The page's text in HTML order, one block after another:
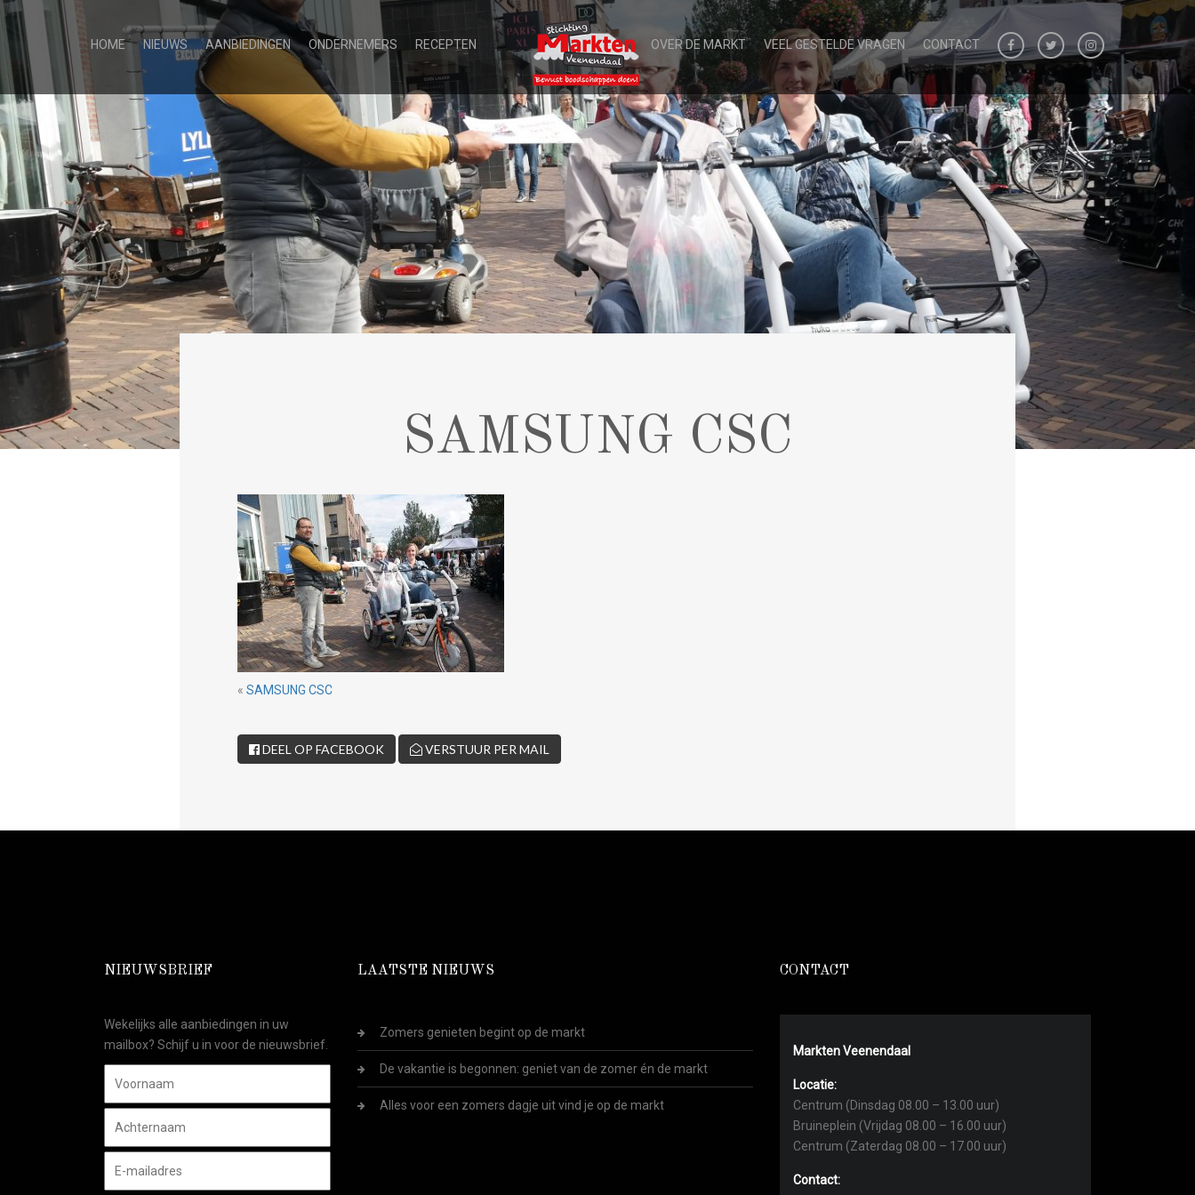
HOME NIEUWS AANBIEDINGEN ONDERNEMERS RECEPTEN OVER DE MARKT VEEL GESTELDE VRAGEN CONTACT
SAMSUNG CSC
« SAMSUNG CSC
DEEL OP FACEBOOK VERSTUUR PER MAIL
NIEUWSBRIEF
Wekelijks alle aanbiedingen in uw
mailbox? Schijf u in voor de nieuwsbrief.
LAATSTE NIEUWS
Zomers genieten begint op de markt
De vakantie is begonnen: geniet van de zomer én de markt
Alles voor een zomers dagje uit vind je op de markt
CONTACT
Markten Veenendaal
Locatie:
Centrum (Dinsdag 08.00 – 13.00 uur)
Bruineplein (Vrijdag 08.00 – 16.00 uur)
Centrum (Zaterdag 08.00 – 17.00 uur)
Contact: